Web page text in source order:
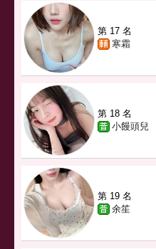
第 17 名
寒霜
第 18 名
小饅頭兒
第 19 名
余笙